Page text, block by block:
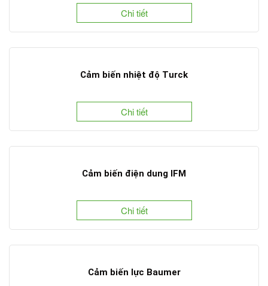
Chi tiết
Cảm biến nhiệt độ Turck
Chi tiết
Cảm biến điện dung IFM
Chi tiết
Cảm biến lực Baumer